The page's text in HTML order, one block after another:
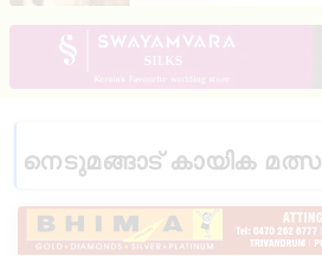
നെടുമങ്ങാട് കായിക